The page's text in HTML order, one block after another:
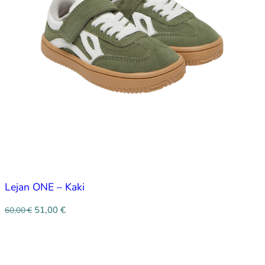
Lejan ONE – Kaki
60,00€ 51,00 €